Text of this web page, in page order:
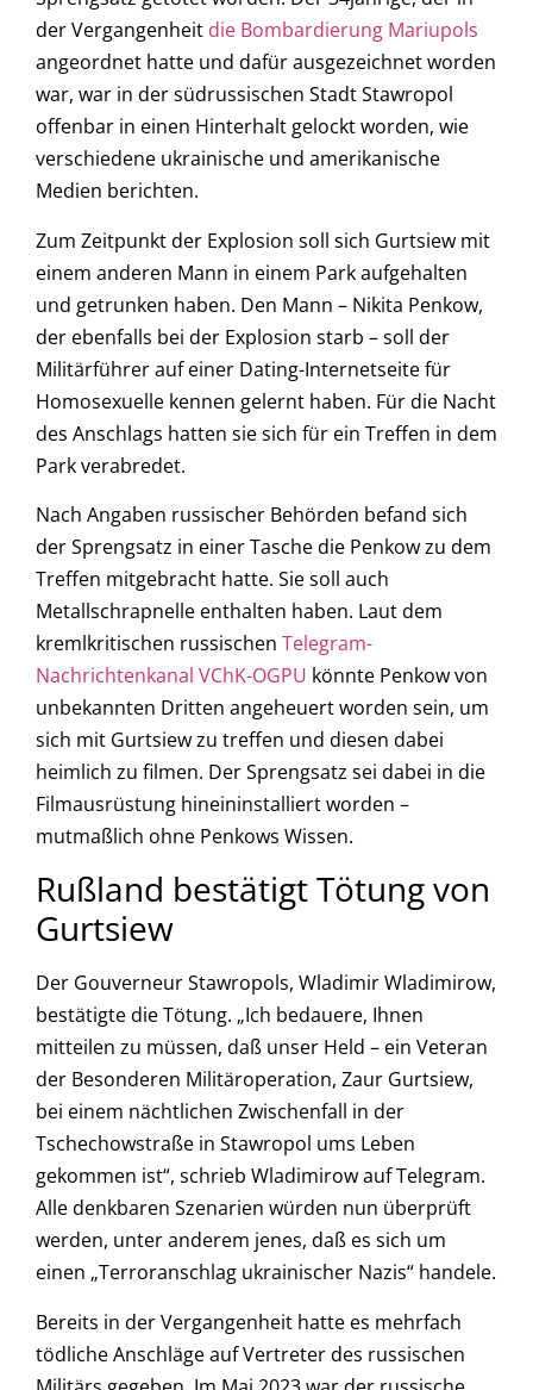
der Vergangenheit die Bombardierung Mariupols
angeordnet hatte und dafür ausgezeichnet worden
war, war in der südrussischen Stadt Stawropol
offenbar in einen Hinterhalt gelockt worden, wie
verschiedene ukrainische und amerikanische
Medien berichten.
Zum Zeitpunkt der Explosion soll sich Gurtsiew mit
einem anderen Mann in einem Park aufgehalten
und getrunken haben. Den Mann – Nikita Penkow,
der ebenfalls bei der Explosion starb – soll der
Militärführer auf einer Dating-Internetseite für
Homosexuelle kennen gelernt haben. Für die Nacht
des Anschlags hatten sie sich für ein Treffen in dem
Park verabredet.
Nach Angaben russischer Behörden befand sich
der Sprengsatz in einer Tasche die Penkow zu dem
Treffen mitgebracht hatte. Sie soll auch
Metallschrapnelle enthalten haben. Laut dem
kremlkritischen russischen Telegram-
Nachrichtenkanal VChK-OGPU könnte Penkow von
unbekannten Dritten angeheuert worden sein, um
sich mit Gurtsiew zu treffen und diesen dabei
heimlich zu filmen. Der Sprengsatz sei dabei in die
Filmausrüstung hineininstalliert worden –
mutmaßlich ohne Penkows Wissen.
Rußland bestätigt Tötung von
Gurtsiew
Der Gouverneur Stawropols, Wladimir Wladimirow,
bestätigte die Tötung. „Ich bedauere, Ihnen
mitteilen zu müssen, daß unser Held – ein Veteran
der Besonderen Militäroperation, Zaur Gurtsiew,
bei einem nächtlichen Zwischenfall in der
Tschechowstraße in Stawropol ums Leben
gekommen ist“, schrieb Wladimirow auf Telegram.
Alle denkbaren Szenarien würden nun überprüft
werden, unter anderem jenes, daß es sich um
einen „Terroranschlag ukrainischer Nazis“ handele.
Bereits in der Vergangenheit hatte es mehrfach
tödliche Anschläge auf Vertreter des russischen